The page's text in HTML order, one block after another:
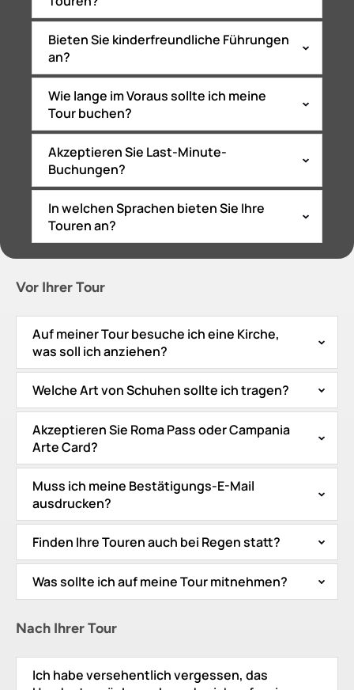
Bieten Sie kinderfreundliche Führungen
an?
Wie lange im Voraus sollte ich meine
Tour buchen?
Akzeptieren Sie Last-Minute-
Buchungen?
In welchen Sprachen bieten Sie Ihre
Touren an?
Vor Ihrer Tour
Auf meiner Tour besuche ich eine Kirche,
was soll ich anziehen?
Welche Art von Schuhen sollte ich tragen?
Akzeptieren Sie Roma Pass oder Campania
Arte Card?
Muss ich meine Bestätigungs-E-Mail
ausdrucken?
Finden Ihre Touren auch bei Regen statt?
Was sollte ich auf meine Tour mitnehmen?
Nach Ihrer Tour
Ich habe versehentlich vergessen, das